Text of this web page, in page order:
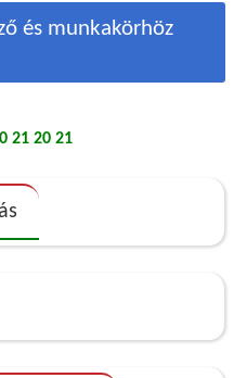
és munkakörhöz
21 20 21